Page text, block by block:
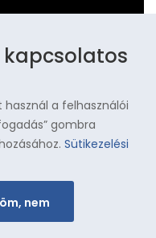
a felhasználói
gombra
Sütikezelési
nem